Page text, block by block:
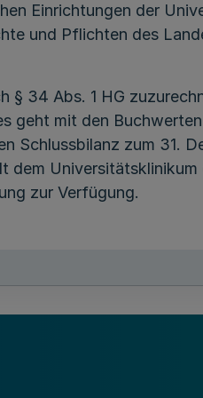
Einrichtungen der
und Pflichten des
§ 34 Abs. 1 HG
geht mit den
Schlussbilanz zum 31.
dem
zur Verfügung.
und im